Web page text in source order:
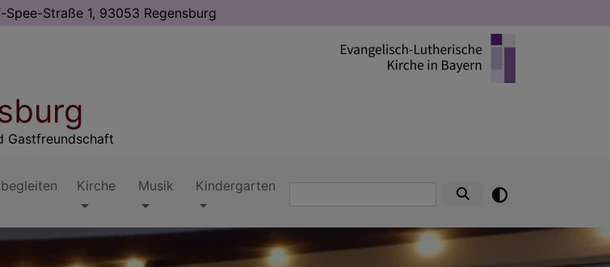
Spee-Straße 1, 93053 Regensburg
Gastfreundschaft
Kirche Musik KindergartenSuche